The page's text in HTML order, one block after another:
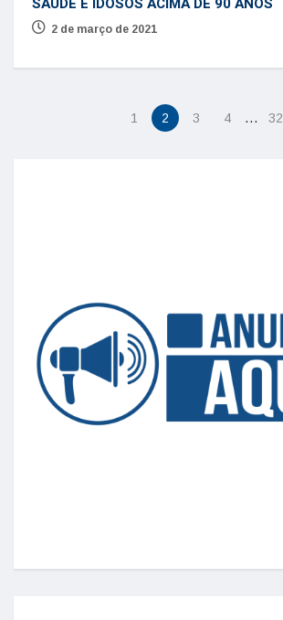
2 de março de 2021
1 2 3 4 … 32